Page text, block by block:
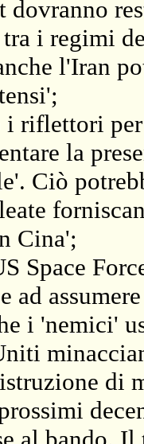
i regimi
l'Iran
i riflettori
la
Ciò
Cina';
Space
ad
i 'nemici'
di